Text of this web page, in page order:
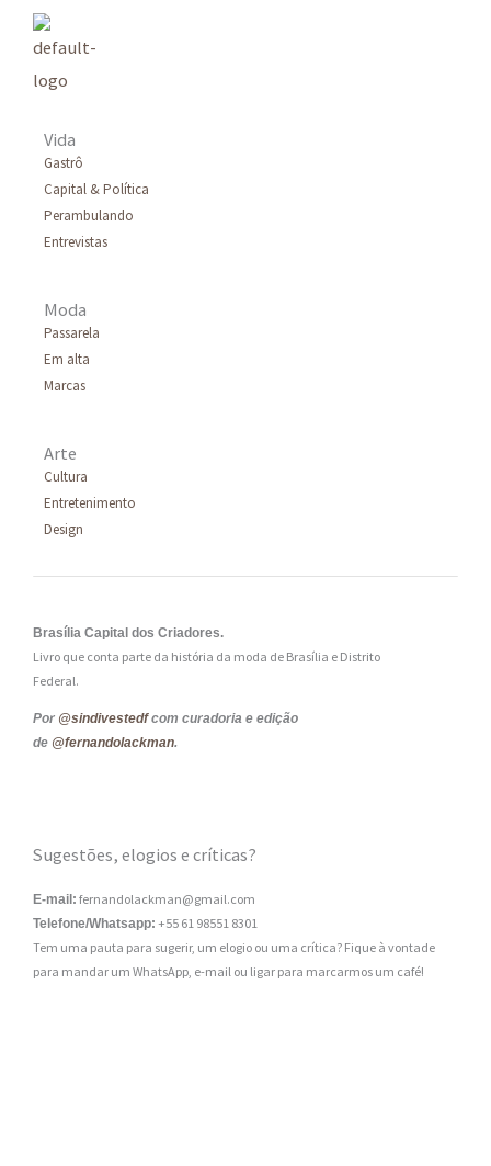
Vida
Gastrô
Capital & Política
Perambulando
Entrevistas
Moda
Passarela
Em alta
Marcas
Arte
Cultura
Entretenimento
Design
Brasília Capital dos Criadores.
Livro que conta parte da história da moda de Brasília e Distrito
Federal.
Por @sindivestedfcom curadoria e edição
de @fernandolackman.
Sugestões, elogios e críticas?
E-mail: fernandolackman@gmail.com
Telefone/Whatsapp: +55 61 98551 8301
Tem uma pauta para sugerir, um elogio ou uma crítica? Fique à vontade
para mandar um WhatsApp, e-mail ou ligar para marcarmos um café!